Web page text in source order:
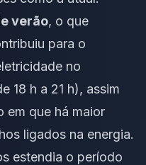
verão, o que
para o
no
18 h a 21 h), assim
em que há maior
ligados na energia.
estendia o período